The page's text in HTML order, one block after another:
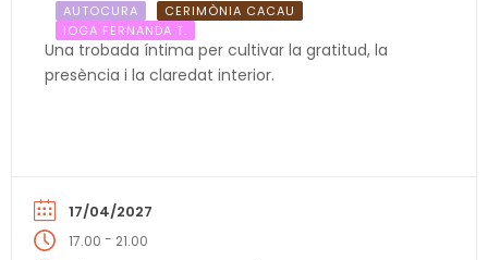
AUTOCURA
CERIMÒNIA CACAU
IOGA FERNANDA T.
Una trobada íntima per cultivar la gratitud, la
presència i la claredat interior.
17/04/2027
17.00 - 21.00